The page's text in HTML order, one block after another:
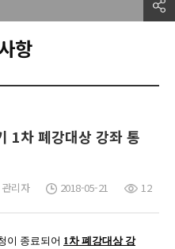
항
1차 폐강대상 강좌 통
관리자 2018-05-21 12
이 종료되어 1차 폐강대상 강